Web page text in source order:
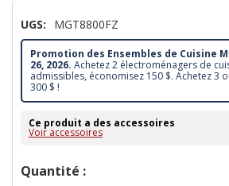
UGS: MGT8800FZ
Promotion des Ensembles de Cuisine
26, 2026. Achetez 2 électroménagers de
admissibles, économisez 150 $. Achetez 3
300 $ !
Ce produit a des accessoires
Voir accessoires
Dépêchez-
Quantité :